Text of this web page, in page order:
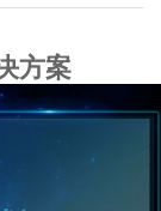
方案